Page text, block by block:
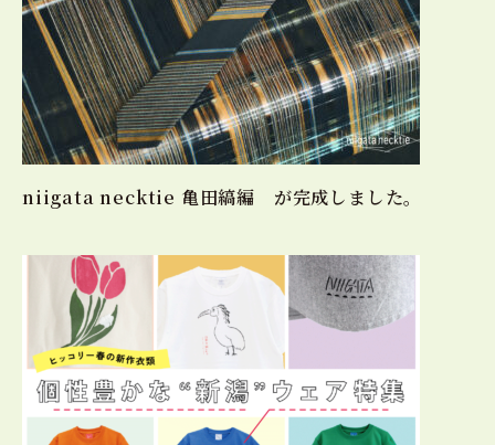
niigata necktie 亀田縞編 が完成しました。